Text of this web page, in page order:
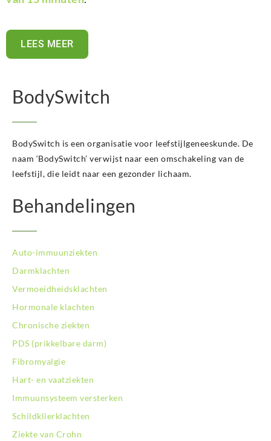
LEES MEER
BodySwitch
BodySwitch is een organisatie voor leefstijlgeneeskunde. De
naam ‘BodySwitch’ verwijst naar een omschakeling van de
leefstijl, die leidt naar een gezonder lichaam.
Behandelingen
Auto-immuunziekten
Darmklachten
Vermoeidheidsklachten
Hormonale klachten
Chronische ziekten
PDS (prikkelbare darm)
Fibromyalgie
Hart- en vaatziekten
Immuunsysteem versterken
Schildklierklachten
Ziekte van Crohn